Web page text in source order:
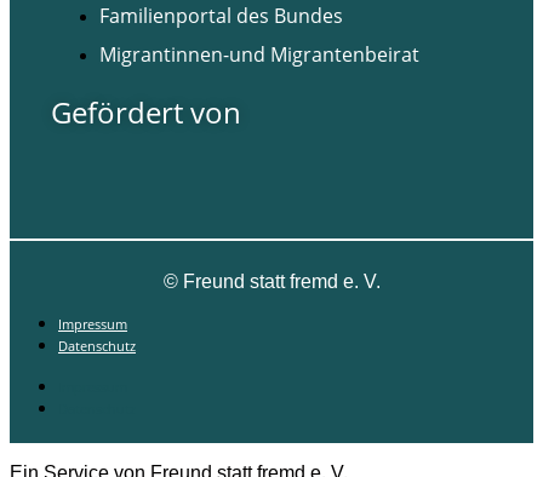
Familienportal des Bundes
Migrantinnen-und Migrantenbeirat
Gefördert von
©Freund statt fremd e. V.
Impressum
Datenschutz